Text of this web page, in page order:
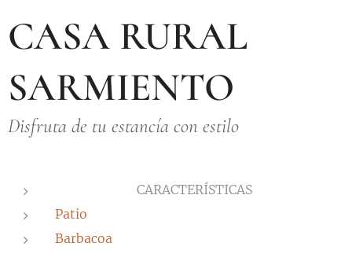
CASA RURAL
SARMIENTO
Disfruta de tu estancía con estilo
CARACTERÍSTICAS
Patio
Barbacoa